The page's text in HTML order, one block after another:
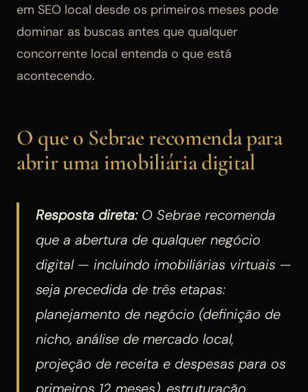
em SEO local desde os primeiros meses pode
dominar as buscas antes que qualquer
concorrente local entenda o que está
acontecendo.
O que o Sebrae recomenda para
abrir uma imobiliária digital
Resposta direta:O Sebrae recomenda
que a abertura de qualquer negócio
digital — incluindo imobiliárias virtuais —
seja precedida de três etapas:
planejamento de negócio (definição de
nicho, análise de mercado local,
projeção de receita e despesas para os